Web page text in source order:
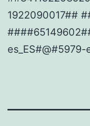
1922090017##
es_ES#@#5979-